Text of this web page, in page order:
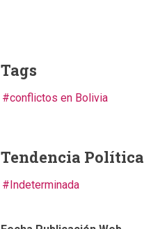
Tags
conflictos en Bolivia
Tendencia Política
Indeterminada